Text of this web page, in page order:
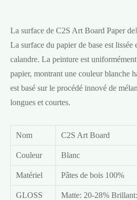
La surface de C2S Art Board Paper de
La surface du papier de base est lissée
calandre. La peinture est
papier, montrant une couleur blanche
est basé sur le procédé innové de
longues et courtes.
Nom C2S Art Board
Couleur Blanc
Matériel Pâtes de bois 100%
GLOSS Matte: 20-28%